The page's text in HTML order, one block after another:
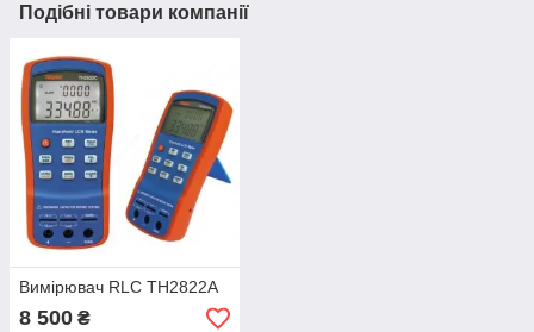
Подібні товари компанії
Вимірювач RLC TH2822A
8 500 ₴